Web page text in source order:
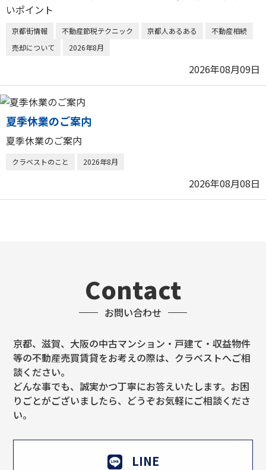
いポイント
京都街情報 不動産節税テクニック 京都人あるある
不動産相続
売却について
2026年8月
2026年08月09日
夏季休業のご案内
夏季休業のご案内
クラベストのこと 2026年8月
2026年08月08日
Contact
お問い合わせ
京都、滋賀、大阪の中古マンション・戸建て・収益物件
等の不動産売買賃貸をお考えの際は、クラベストへご相
談ください。
どんな事でも、誠実かつ丁寧にお答えいたします。お困
りごとがございましたら、どうぞお気軽にご相談くださ
い。
LINE